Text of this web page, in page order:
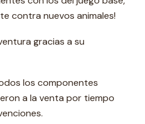
contra nuevos animales!
gracias a su
los componentes
a la venta por tiempo